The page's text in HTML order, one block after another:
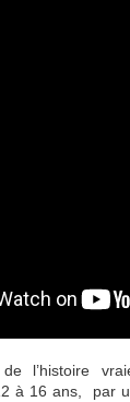
l’histoire
à 16 ans, par